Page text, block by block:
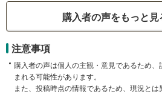
購入者の声をもっと見
注意事項
購入者の声は個人の主観・意見であるため
まれる可能性があります。
また、投稿時点の情報であるため、現況とは